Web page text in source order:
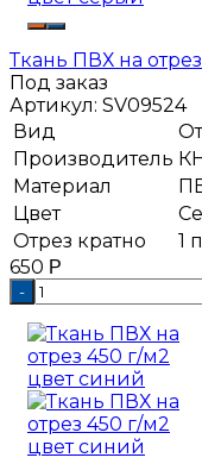
Ткань ПВХ на
Под заказ
Артикул: SV09524
Вид
Производитель
Материал
Цвет
Отрез кратно
1
650 Р
-